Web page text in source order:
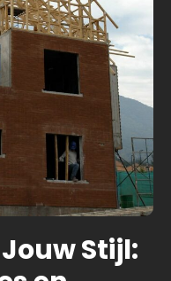
Stijl: